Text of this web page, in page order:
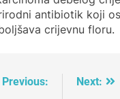
antibiotik koji
crijevnu floru.
Previous:
Next: